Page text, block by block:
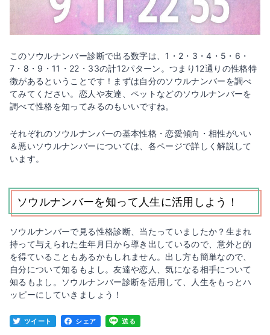
このソウルナンバー診断で出る数字は、1・2・3・4・5・6・
7・8・9・11・22・33の計12パターン。つまり12通りの性格特
徴があるということです！まずは自分のソウルナンバーを調べ
てみてください。恋人や友達、ペットなどのソウルナンバーを
調べて性格を知ってみるのもいいですね。
それぞれのソウルナンバーの基本性格・恋愛傾向・相性がいい
＆悪いソウルナンバーについては、各ページで詳しく解説して
います。
ソウルナンバーを知って人生に活用しよう！
ソウルナンバーで見る性格診断、当たっていましたか？生まれ
持って与えられた生年月日から導き出しているので、意外と的
を得ていることもあるかもしれません。出し方も簡単なので、
自分について知るもよし。友達や恋人、気になる相手について
知るもよし。ソウルナンバー診断を活用して、人生をもっとハ
ッピーにしていきましょう！
ツイート シェア 送る